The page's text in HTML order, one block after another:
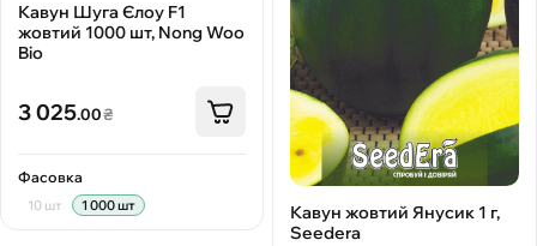
Кавун Шуга Єлоу F1
жовтий 1000 шт, Nong Woo
Bio
3 025.00₴
Фасовка
10 шт 1 000 шт
Кавун жовтий Янусик 1 г,
Seedera